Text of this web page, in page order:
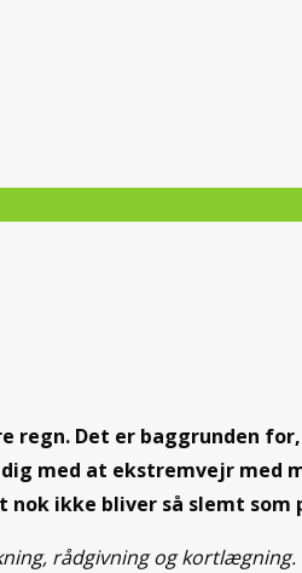
Det er baggrunden for,
med at ekstremvejr med
ikke bliver så slemt som
rådgivning og kortlægning.